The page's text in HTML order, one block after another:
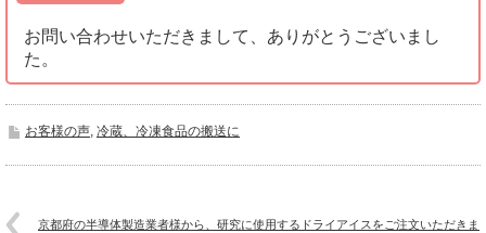
お問い合わせいただきまして、ありがとうございまし
た。
お客様の声, 冷蔵、冷凍食品の搬送に
京都府の半導体製造業者様から、研究に使用するドライアイスをご注文いただきま